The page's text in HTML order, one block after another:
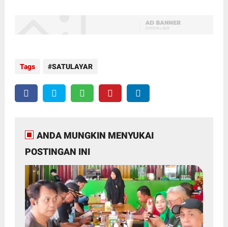
Tags SATULAYAR
ANDA MUNGKIN MENYUKAI
POSTINGAN INI